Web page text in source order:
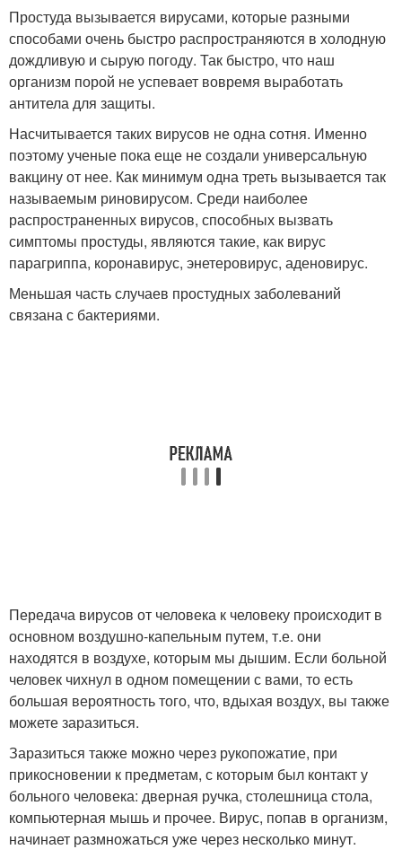
Простуда вызывается вирусами, которые разными
способами очень быстро распространяются в холодную
дождливую и сырую погоду. Так быстро, что наш
организм порой не успевает вовремя выработать
антитела для защиты.
Насчитывается таких вирусов не одна сотня. Именно
поэтому ученые пока еще не создали универсальную
вакцину от нее. Как минимум одна треть вызывается так
называемым риновирусом. Среди наиболее
распространенных вирусов, способных вызвать
симптомы простуды, являются такие, как вирус
парагриппа, коронавирус, энетеровирус, аденовирус.
Меньшая часть случаев простудных заболеваний
связана с бактериями.
Передача вирусов от человека к человеку происходит в
основном воздушно-капельным путем, т.е. они
находятся в воздухе, которым мы дышим. Если больной
человек чихнул в одном помещении с вами, то есть
большая вероятность того, что, вдыхая воздух, вы также
можете заразиться.
Заразиться также можно через рукопожатие, при
прикосновении к предметам, с которым был контакт у
больного человека: дверная ручка, столешница стола,
компьютерная мышь и прочее. Вирус, попав в организм,
начинает размножаться уже через несколько минут.